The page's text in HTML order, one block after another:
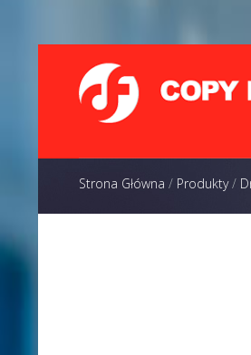
Strona Główna / Produkty/